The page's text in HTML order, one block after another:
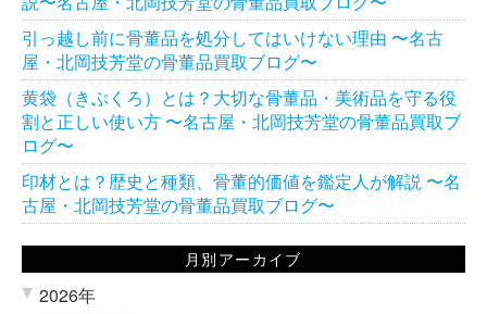
引っ越し前に骨董品を処分してはいけない理由 〜名古
屋・北岡技芳堂の骨董品買取ブログ〜
黄袋（きぶくろ）とは？大切な骨董品・美術品を守る役
割と正しい使い方 〜名古屋・北岡技芳堂の骨董品買取ブ
ログ〜
印材とは？歴史と種類、骨董的価値を鑑定人が解説 〜名
古屋・北岡技芳堂の骨董品買取ブログ〜
月別アーカイブ
2026年